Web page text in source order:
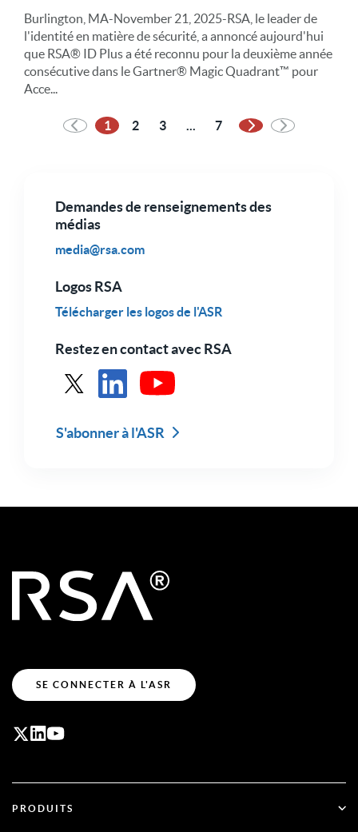
Demandes de renseignements des
médias
media@rsa.com
Logos RSA
Télécharger les logos de l'ASR
Restez en contact avec RSA
S'abonner à l'ASR
Burlington, MA-November 21, 2025-RSA, le leader de
l'identité en matière de sécurité, a annoncé aujourd'hui
que RSA® ID Plus a été reconnu pour la deuxième année
consécutive dans le Gartner® Magic Quadrant™ pour
Acce...
1 2 3 ... 7
Page suivante
SE CONNECTER À L'ASR
PRODUITS